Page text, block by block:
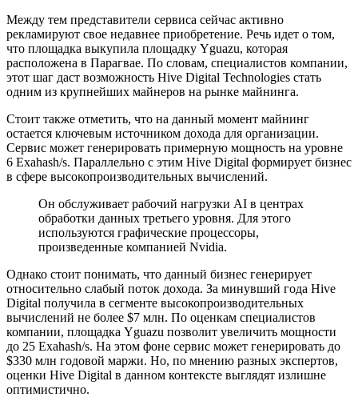
Между тем представители сервиса сейчас активно
рекламируют свое недавнее приобретение. Речь идет о том,
что площадка выкупила площадку Yguazu, которая
расположена в Парагвае. По словам, специалистов компании,
этот шаг даст возможность Hive Digital Technologies стать
одним из крупнейших майнеров на рынке майнинга.
Стоит также отметить, что на данный момент майнинг
остается ключевым источником дохода для организации.
Сервис может генерировать примерную мощность на уровне
6 Exahash/s. Параллельно с этим Hive Digital формирует бизнес
в сфере высокопроизводительных вычислений.
Он обслуживает рабочий нагрузки AI в центрах
обработки данных третьего уровня. Для этого
используются графические процессоры,
произведенные компанией Nvidia.
Однако стоит понимать, что данный бизнес генерирует
относительно слабый поток дохода. За минувший года Hive
Digital получила в сегменте высокопроизводительных
вычислений не более $7 млн. По оценкам специалистов
компании, площадка Yguazu позволит увеличить мощности
до 25 Exahash/s. На этом фоне сервис может генерировать до
$330 млн годовой маржи. Но, по мнению разных экспертов,
оценки Hive Digital в данном контексте выглядят излишне
оптимистично.